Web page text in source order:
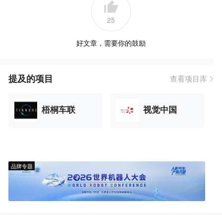
25
好文章，需要你的鼓励
提及的项目 查看项目库
梧桐车联 视觉中国
品牌专题